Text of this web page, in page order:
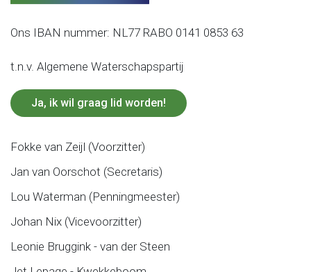
Ons IBAN nummer: NL77 RABO 0141 0853 63
t.n.v. Algemene Waterschapspartij
Ja, ik wil graag lid worden!
Fokke van Zeijl (Voorzitter)
Jan van Oorschot (Secretaris)
Lou Waterman (Penningmeester)
Johan Nix (Vicevoorzitter)
Leonie Bruggink - van der Steen